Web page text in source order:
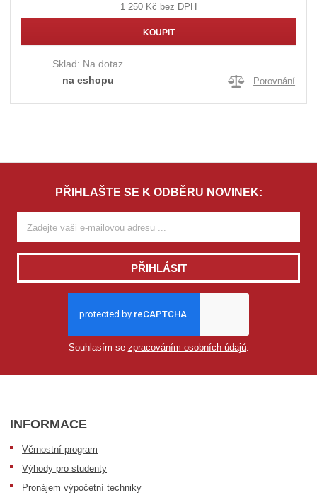
1 250 Kč bez DPH
KOUPIT
Sklad: Na dotaz
na eshopu
Porovnání
PŘIHLAŠTE SE K ODBĚRU NOVINEK:
PŘIHLÁSIT
Souhlasím se zpracováním osobních údajů.
INFORMACE
Věrnostní program
Výhody pro studenty
Pronájem výpočetní techniky